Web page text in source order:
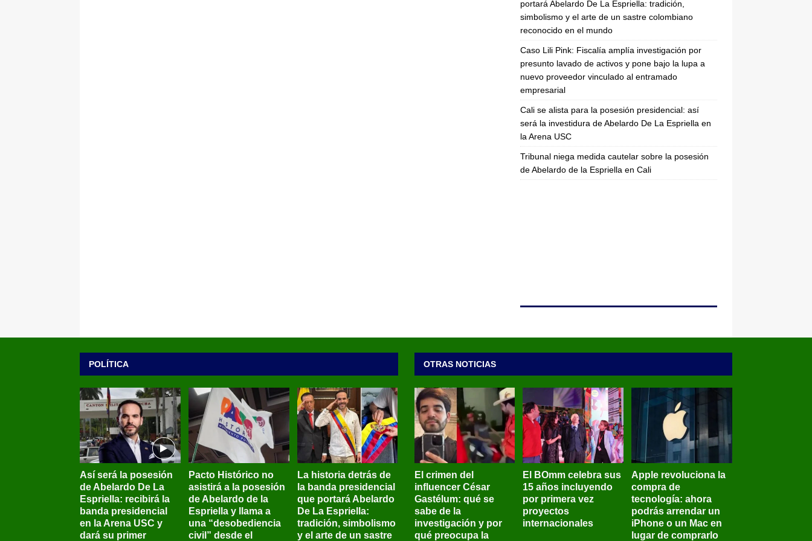
portará Abelardo De La Espriella: tradición,
simbolismo y el arte de un sastre colombiano
reconocido en el mundo
Caso Lili Pink: Fiscalía amplía investigación por
presunto lavado de activos y pone bajo la lupa a
nuevo proveedor vinculado al entramado
empresarial
Cali se alista para la posesión presidencial: así
será la investidura de Abelardo De La Espriella en
la Arena USC
Tribunal niega medida cautelar sobre la posesión
de Abelardo de la Espriella en Cali
POLÍTICA
Así será la posesión
de Abelardo De La
Espriella: recibirá la
banda presidencial
en la Arena USC y
dará su primer
Pacto Histórico no
asistirá a la posesión
de Abelardo de la
Espriella y llama a
una “desobediencia
civil” desde el
La historia detrás de
la banda presidencial
que portará Abelardo
De La Espriella:
tradición, simbolismo
y el arte de un sastre
OTRAS NOTICIAS
El crimen del
influencer César
Gastélum: qué se
sabe de la
investigación y por
qué preocupa la
El BOmm celebra sus
15 años incluyendo
por primera vez
proyectos
internacionales
Apple revoluciona la
compra de
tecnología: ahora
podrás arrendar un
iPhone o un Mac en
lugar de comprarlo